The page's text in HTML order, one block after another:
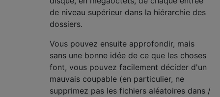
de niveau supérieur dans la hiérarchie des
dossiers.
Vous pouvez ensuite approfondir, mais
sans une bonne idée de ce que les choses
font, vous pouvez facilement décider d'un
mauvais coupable (en particulier, ne
supprimez pas les fichiers aléatoires dans /